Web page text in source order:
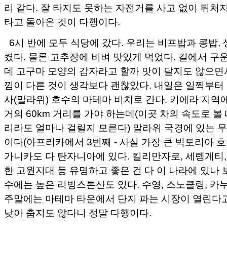
리 같다. 잘 타지도 못하는 자전거를 사고 없이 뒤처
타고 돌아온 것이 다행이다.
6시 반에 모두 식당에 갔다. 우리는 비프밥과 콩밥,
켰다. 물론 고추장에 비벼 맛있게 먹었다. 길에서 구
데 고구마 모양의 감자라고 할까 맛이 달지도 않으
낌이 다른 것이 생각보다 괜찮았다. 내일은 일찍부
사(말라위) 호수의 마테마 비치로 간다. 키에라 지역
거의 60km 거리를 가야 하는데(이곳 차의 속도로 볼
리라도 얼마나 걸릴지 모른다) 말라위 국경에 있는
이다(아프리카에서 3번째 - 사실 가장 큰 빅토리아
가니카도 다 탄자니아에 있다. 킬리만자로, 세렝게
한 고원지대 등 유명하고 좋은 건 다 이 나라에 있나
수에는 높은 리빙스톤산도 있다. 수영, 스노클링, 카
주말에는 마테마 타운에서 단지 파는 시장이 열린다
낮아 춥지도 않다니 정말 다행이다.